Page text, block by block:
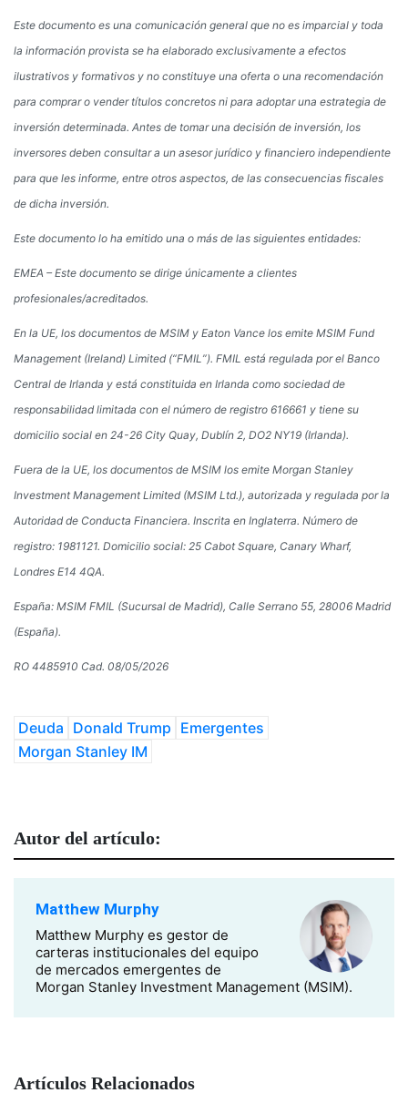
Este documento es una comunicación general que no es imparcial y toda
la información provista se ha elaborado exclusivamente a efectos
ilustrativos y formativos y no constituye una oferta o una recomendación
para comprar o vender títulos concretos ni para adoptar una estrategia de
inversión determinada. Antes de tomar una decisión de inversión, los
inversores deben consultar a un asesor jurídico y financiero independiente
para que les informe, entre otros aspectos, de las consecuencias fiscales
de dicha inversión.
Este documento lo ha emitido una o más de las siguientes entidades:
EMEA – Este documento se dirige únicamente a clientes
profesionales/acreditados.
En la UE, los documentos de MSIM y Eaton Vance los emite MSIM Fund
Management (Ireland) Limited (“FMIL”). FMIL está regulada por el Banco
Central de Irlanda y está constituida en Irlanda como sociedad de
responsabilidad limitada con el número de registro 616661 y tiene su
domicilio social en 24-26 City Quay, Dublín 2, DO2 NY19 (Irlanda).
Fuera de la UE, los documentos de MSIM los emite Morgan Stanley
Investment Management Limited (MSIM Ltd.), autorizada y regulada por la
Autoridad de Conducta Financiera. Inscrita en Inglaterra. Número de
registro: 1981121. Domicilio social: 25 Cabot Square, Canary Wharf,
Londres E14 4QA.
España: MSIM FMIL (Sucursal de Madrid), Calle Serrano 55, 28006 Madrid
(España).
RO 4485910 Cad. 08/05/2026
Deuda Donald Trump Emergentes
Morgan Stanley IM
Autor del artículo:
Matthew Murphy
Matthew Murphy es gestor de
carteras institucionales del equipo
de mercados emergentes de
Morgan Stanley Investment Management (MSIM).
Artículos Relacionados